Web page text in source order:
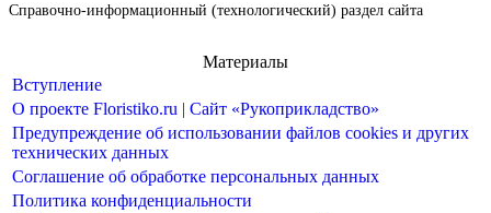
Справочно-информационный (технологический) раздел сайта
Материалы
Вступление
О проекте Floristiko.ru | Сайт «Рукоприкладство»
Предупреждение об использовании файлов cookies и других
технических данных
Соглашение об обработке персональных данных
Политика конфиденциальности